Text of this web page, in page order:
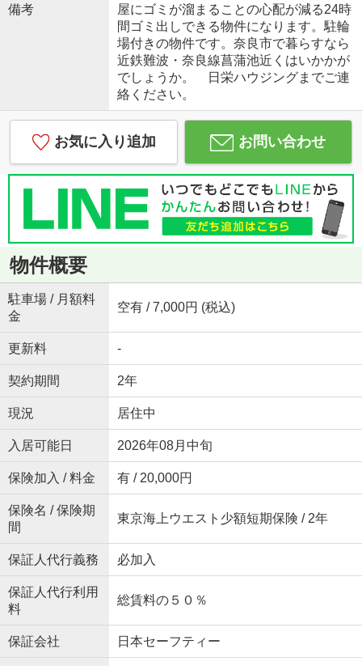
備考
屋にゴミが溜まることの心配が減る24時
間ゴミ出しできる物件になります。駐輪
場付きの物件です。奈良市で暮らすなら
近鉄難波・奈良線菖蒲池近くはいかかが
でしょうか。 日栄ハウジングまでご連
絡ください。
お気に入り追加 お問い合わせ
物件概要
駐車場 / 月額料
金
空有 / 7,000円 (税込)
更新料 -
契約期間 2年
現況 居住中
入居可能日 2026年08月中旬
保険加入 / 料金 有 / 20,000円
保険名 / 保険期
間
東京海上ウエスト少額短期保険 / 2年
保証人代行義務 必加入
保証人代行利用
料
総賃料の５０％
保証会社 日本セーフティー